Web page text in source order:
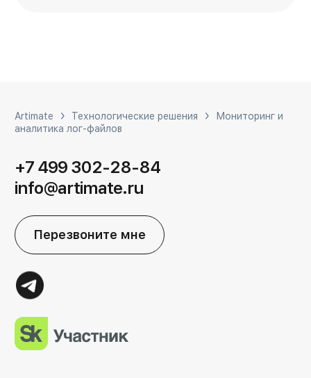
Artimate Технологические решения
Мониторинг и
аналитика лог-файлов
+7 499 302-28-84
info@artimate.ru
Перезвоните мне